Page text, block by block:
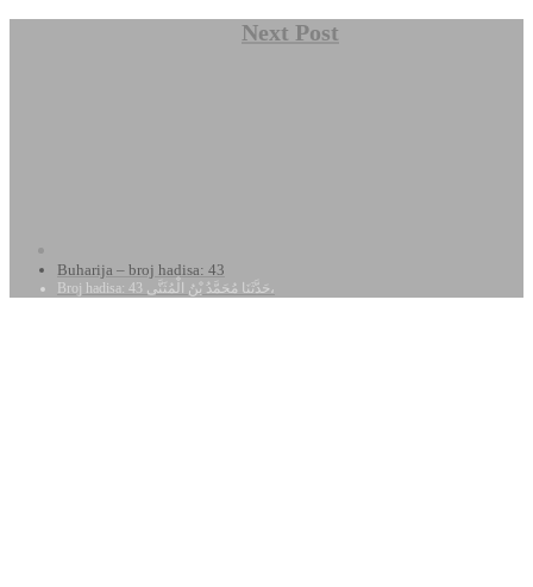
Next Post
Buharija – broj hadisa: 43
Broj hadisa: 43 حَدَّثَنَا مُحَمَّدُ بْنُ الْمُثَنَّى،